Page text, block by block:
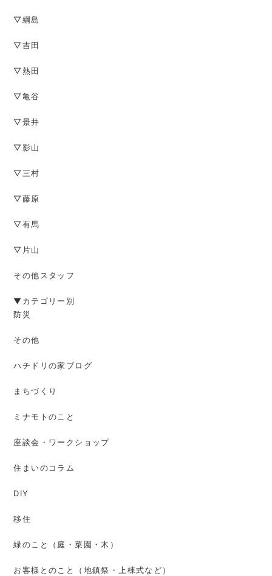
▽綱島
▽吉田
▽熱田
▽亀谷
▽景井
▽影山
▽三村
▽藤原
▽有馬
▽片山
その他スタッフ
▼カテゴリー別
防災
その他
ハチドリの家ブログ
まちづくり
ミナモトのこと
座談会・ワークショップ
住まいのコラム
DIY
移住
緑のこと（庭・菜園・木）
お客様とのこと（地鎮祭・上棟式など）